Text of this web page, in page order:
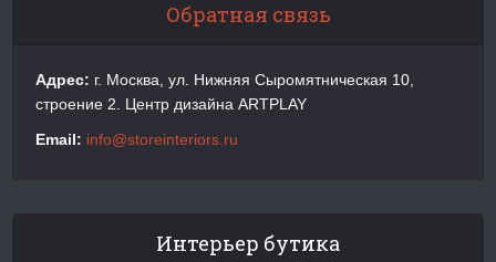
Обратная связь
Адрес: г. Москва, ул. Нижняя Сыромятническая 10,
строение 2. Центр дизайна ARTPLAY
Email: info@storeinteriors.ru
Интерьер бутика